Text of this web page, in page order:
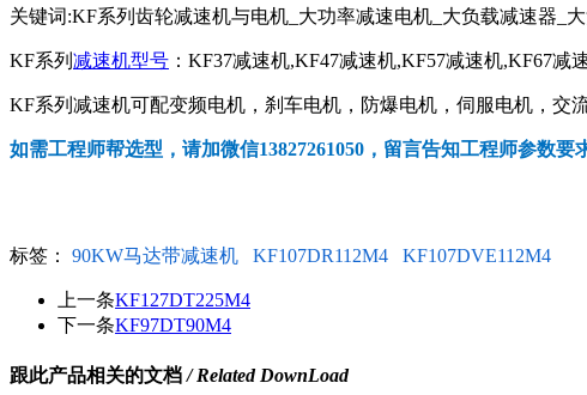
关键词:KF系列齿轮减速机与电机_大功率减速电机_大负载减速器_
KF系列 减速机型号 ：KF37减速机,KF47减速机,KF57减速机,KF67
KF系列减速机可配变频电机，刹车电机，防爆电机，伺服电机，交
如需工程师帮选型，请加微信13827261050，留言告知工程师参数要
标签： 90KW马达带减速机 KF107DR112M4 KF107DVE112M4
上一条KF127DT225M4
下一条KF97DT90M4
跟此产品相关的文档/ Related DownLoad